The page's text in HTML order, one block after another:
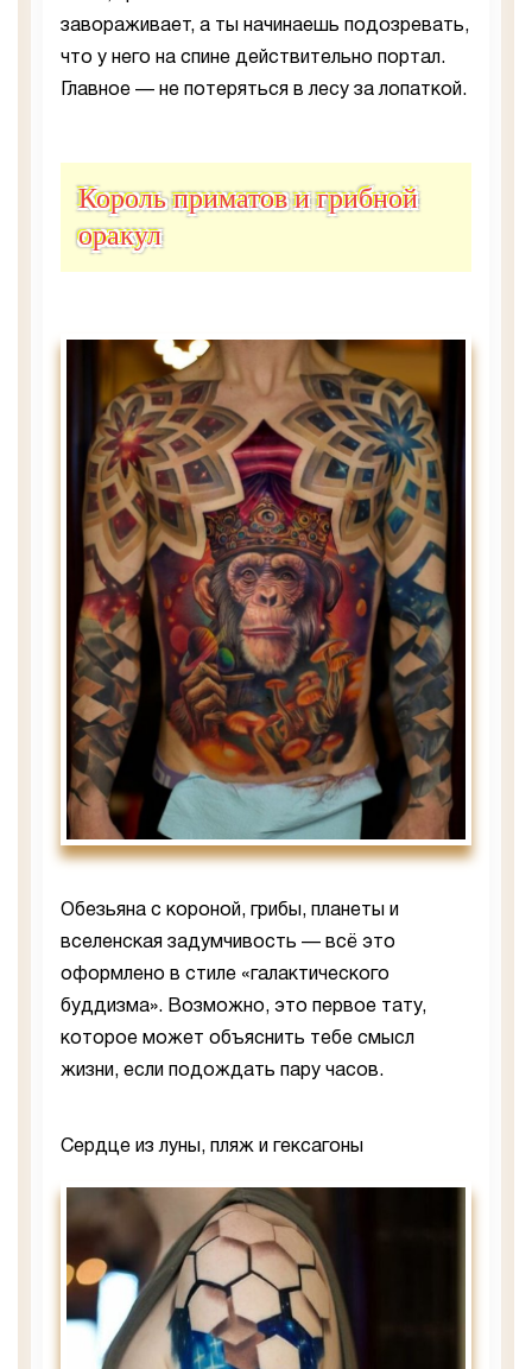
завораживает, а ты начинаешь подозревать,
что у него на спине действительно портал.
Главное — не потеряться в лесу за лопаткой.
Король приматов и грибной
оракул
Обезьяна с короной, грибы, планеты и
вселенская задумчивость — всё это
оформлено в стиле «галактического
буддизма». Возможно, это первое тату,
которое может объяснить тебе смысл
жизни, если подождать пару часов.
Сердце из луны, пляж и гексагоны